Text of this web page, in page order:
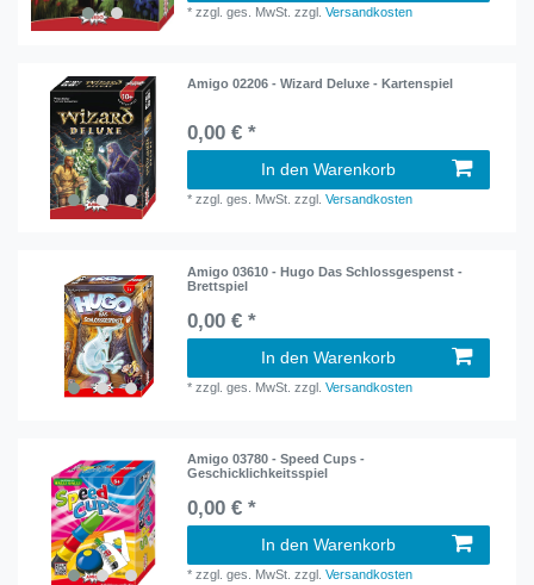
*zzgl. ges. MwSt. zzgl.Versandkosten
Amigo 02206 - Wizard Deluxe - Kartenspiel
0,00 € *
In den Warenkorb
*zzgl. ges. MwSt. zzgl.Versandkosten
Amigo 03610 - Hugo Das Schlossgespenst -
Brettspiel
0,00 € *
In den Warenkorb
*zzgl. ges. MwSt. zzgl.Versandkosten
Amigo 03780 - Speed Cups -
Geschicklichkeitsspiel
0,00 € *
In den Warenkorb
*zzgl. ges. MwSt. zzgl.Versandkosten